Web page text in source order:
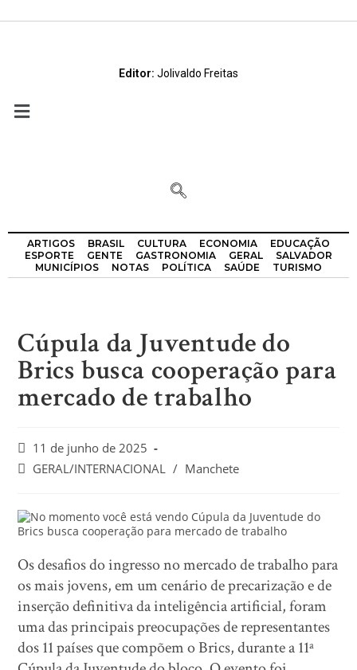
Editor: Jolivaldo Freitas
ARTIGOS BRASIL CULTURA ECONOMIA
EDUCAÇÃO
ESPORTE
GENTE GASTRONOMIA GERAL
SALVADOR
MUNICÍPIOS
NOTAS POLÍTICA SAÚDE TURISMO
Cúpula da Juventude do
Brics busca cooperação para
mercado de trabalho
11 de junho de 2025
GERAL/INTERNACIONAL / Manchete
Os desafios do ingresso no mercado de trabalho para
os mais jovens, em um cenário de precarização e de
inserção definitiva da inteligência artificial, foram
uma das principais preocupações de representantes
dos 11 países que compõem o Brics, durante a 11ª